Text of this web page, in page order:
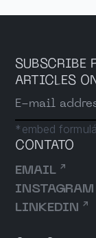
SUBSCRIBE
ARTICLES
E-mail
*embed
CONTATO
EMAIL ↗
INSTAGRAM
LINKEDIN ↗